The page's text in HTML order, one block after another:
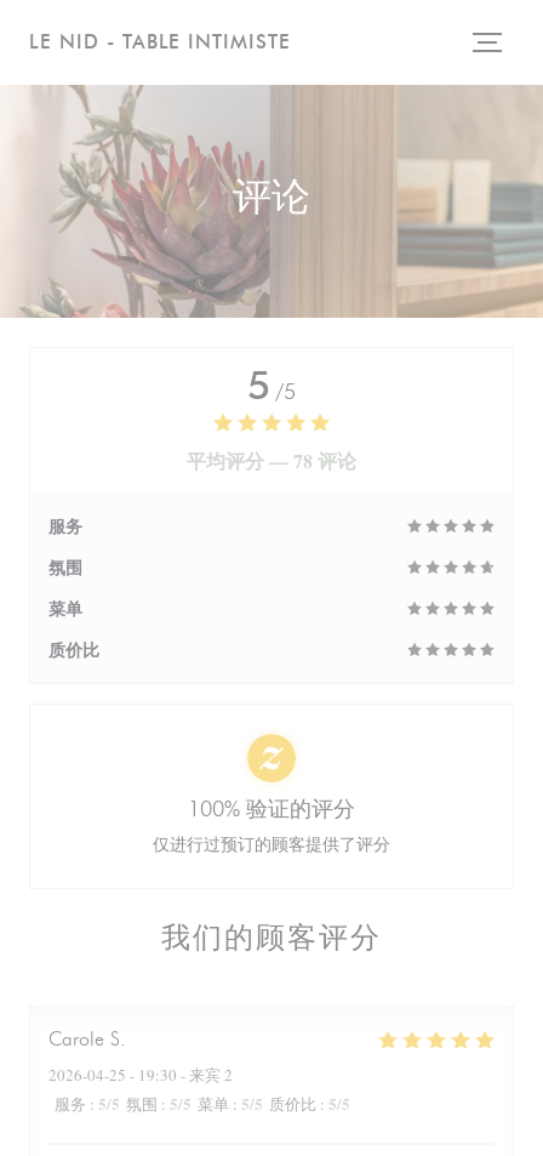
LE NID - TABLE INTIMISTE
评论
我们的顾客评分
Carole S
2026-04-25 - 19:30 - 来宾 2
服务 : 5/5 氛围 : 5/5 菜单 : 5/5 质价比 : 5/5
5 /5
平均评分 —78 评论
服务
氛围
菜单
质价比
100% 验证的评分
仅进行过预订的顾客提供了评分